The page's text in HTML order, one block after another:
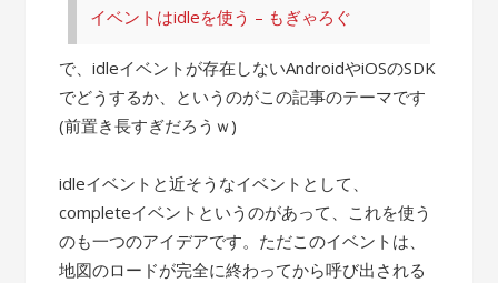
イベントはidleを使う – もぎゃろぐ
で、idleイベントが存在しないAndroidやiOSのSDK
でどうするか、というのがこの記事のテーマです
(前置き長すぎだろうｗ)
idleイベントと近そうなイベントとして、
completeイベントというのがあって、これを使う
のも一つのアイデアです。ただこのイベントは、
地図のロードが完全に終わってから呼び出される